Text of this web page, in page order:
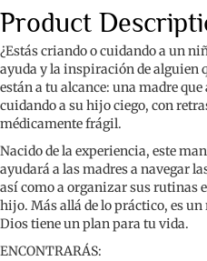
Una
guía
para
madres
que
están
criando
con
necesidades
especiales
(Spanish
Translation
of
Product
¿Estás criando o cuidando a un
ayuda y la inspiración de alguien
están a tu alcance: una madre
cuidando a su hijo ciego, con
médicamente frágil.
Nacido de la experiencia, este
ayudará a las madres a navegar
así como a organizar sus rutinas
hijo. Más allá de lo práctico, es
Dios tiene un plan para tu vida.
ENCONTRARÁS: